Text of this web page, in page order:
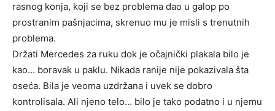
rasnog konja, koji se bez problema dao u galop po
prostranim pašnjacima, skrenuo mu je misli s trenutnih
problema.
Držati Mercedes za ruku dok je očajnički plakala bilo je
kao… boravak u paklu. Nikada ranije nije pokazivala šta
oseća. Bila je veoma uzdržana i uvek se dobro
kontrolisala. Ali njeno telo… bilo je tako podatno i u njemu